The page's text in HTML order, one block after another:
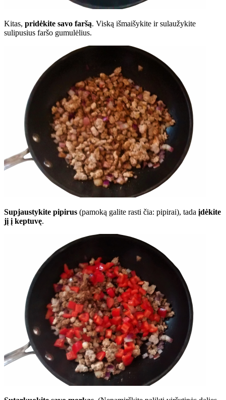
Kitas, pridėkite savo faršą. Viską išmaišykite ir sulaužykite
sulipusius faršo gumulėlius.
Supjaustykite pipirus (pamoką galite rasti čia: pipirai), tada įdėkite
jį į keptuvę.